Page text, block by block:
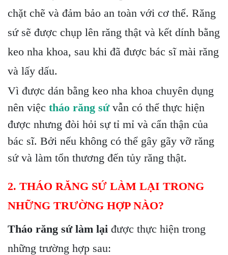
chặt chẽ và đảm bảo an toàn với cơ thể. Răng
sứ sẽ được chụp lên răng thật và kết dính bằng
keo nha khoa, sau khi đã được bác sĩ mài răng
và lấy dấu.
Vì được dán bằng keo nha khoa chuyên dụng
nên việc tháo răng sứvẫn có thể thực hiện
được nhưng đòi hỏi sự tỉ mỉ và cẩn thận của
bác sĩ. Bởi nếu không có thể gây gãy vỡ răng
sứ và làm tổn thương đến tủy răng thật.
2. THÁO RĂNG SỨ LÀM LẠI TRONG
NHỮNG TRƯỜNG HỢP NÀO?
Tháo răng sứ làm lại được thực hiện trong
những trường hợp sau: